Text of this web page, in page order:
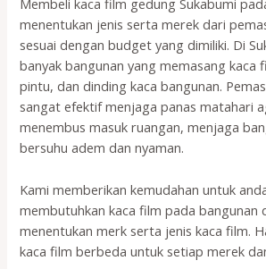
Membeli kaca film gedung Sukabumi
menentukan jenis serta merek dari
sesuai dengan budget yang dimiliki. Di
banyak bangunan yang memasang kaca
pintu, dan dinding kaca bangunan.
sangat efektif menjaga panas matahari
menembus masuk ruangan, menjaga
bersuhu adem dan nyaman.
Kami memberikan kemudahan untuk
membutuhkan kaca film pada bangunan
menentukan merk serta jenis kaca film.
kaca film berbeda untuk setiap merek